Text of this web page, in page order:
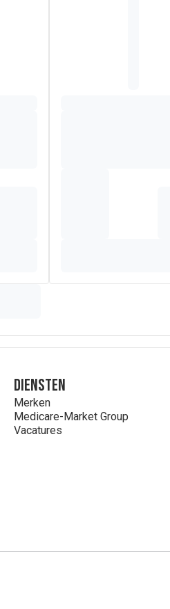
Diensten
Merken
Medicare-Market Group
Vacatures